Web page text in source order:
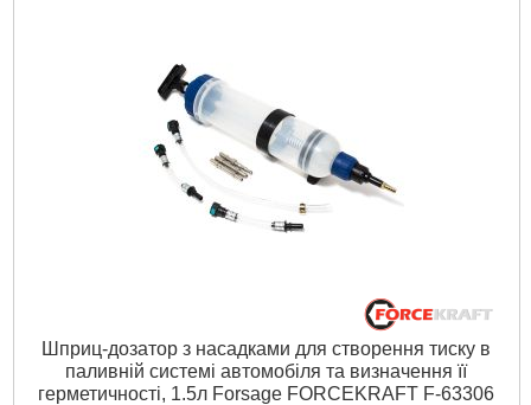
Шприц-дозатор з насадками для створення тиску в
паливній системі автомобіля та визначення її
герметичності, 1.5л Forsage FORCEKRAFT F-63306